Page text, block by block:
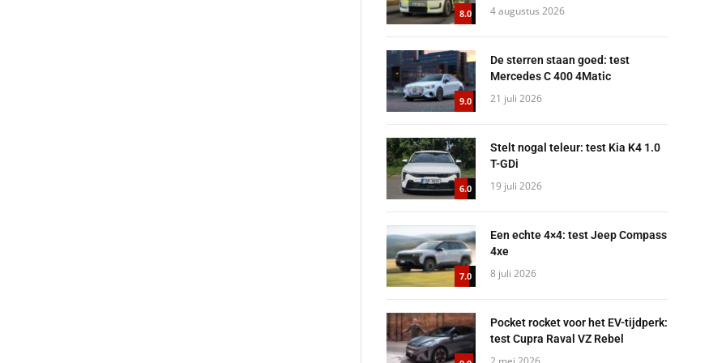
8.0 4 augustus 2026
9.0
De sterren staan goed: test
Mercedes C 400 4Matic
21 juli 2026
6.0
Stelt nogal teleur: test Kia K4 1.0
T-GDi
19 juli 2026
7.0
Een echte 4×4: test Jeep Compass
4xe
8 juli 2026
Pocket rocket voor het EV-tijdperk:
test Cupra Raval VZ Rebel